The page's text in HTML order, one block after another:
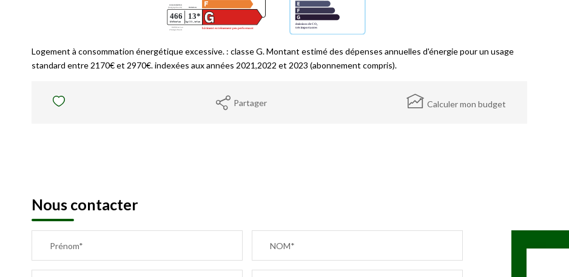
Logement à consommation énergétique excessive. : classe G. Montant estimé des dépenses annuelles d'énergie pour un usage
standard entre 2170€ et 2970€. indexées aux années 2021,2022 et 2023 (abonnement compris).
Partager Calculer mon budget
Nous contacter
Prénom* NOM*